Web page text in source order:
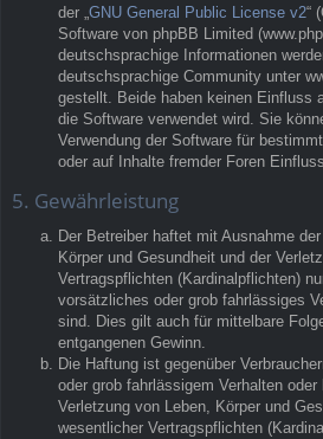
der „GNU General Public License v2“
Software von phpBB Limited
deutschsprachige Informationen
deutschsprachige Community unter
gestellt. Beide haben keinen Einfluss
die Software verwendet wird. Sie
Verwendung der Software für
oder auf Inhalte fremder Foren
5. Gewährleistung
Der Betreiber haftet mit Ausnahme
Körper und Gesundheit und der
Vertragspflichten (Kardinalpflichten)
vorsätzliches oder grob fahrlässiges
sind. Dies gilt auch für mittelbare
entgangenen Gewinn.
Die Haftung ist gegenüber
oder grob fahrlässigem Verhalten
Verletzung von Leben, Körper und
wesentlicher Vertragspflichten